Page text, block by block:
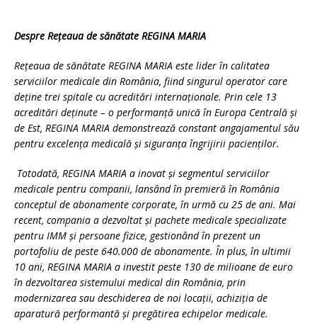
Despre Rețeaua de sănătate REGINA MARIA
Rețeaua de sănătate REGINA MARIA este lider în calitatea
serviciilor medicale din România, fiind singurul operator care
deține trei spitale cu acreditări internaționale. Prin cele 13
acreditări deținute – o performanță unică în Europa Centrală și
de Est, REGINA MARIA demonstrează constant angajamentul său
pentru excelența medicală și siguranța îngrijirii pacienților.
Totodată, REGINA MARIA a inovat și segmentul serviciilor
medicale pentru companii, lansând în premieră în România
conceptul de abonamente corporate, în urmă cu 25 de ani. Mai
recent, compania a dezvoltat și pachete medicale specializate
pentru IMM și persoane fizice, gestionând în prezent un
portofoliu de peste 640.000 de abonamente. În plus, în ultimii
10 ani, REGINA MARIA a investit peste 130 de milioane de euro
în dezvoltarea sistemului medical din România, prin
modernizarea sau deschiderea de noi locații, achiziția de
aparatură performantă și pregătirea echipelor medicale.